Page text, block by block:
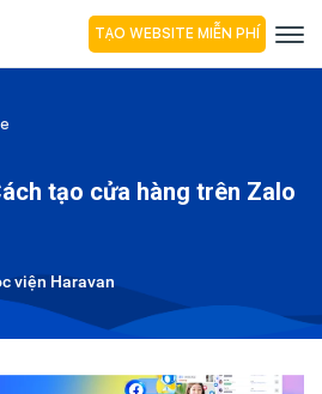
TẠO WEBSITE MIỄN PHÍ
tạo cửa hàng trên Zalo
viện Haravan